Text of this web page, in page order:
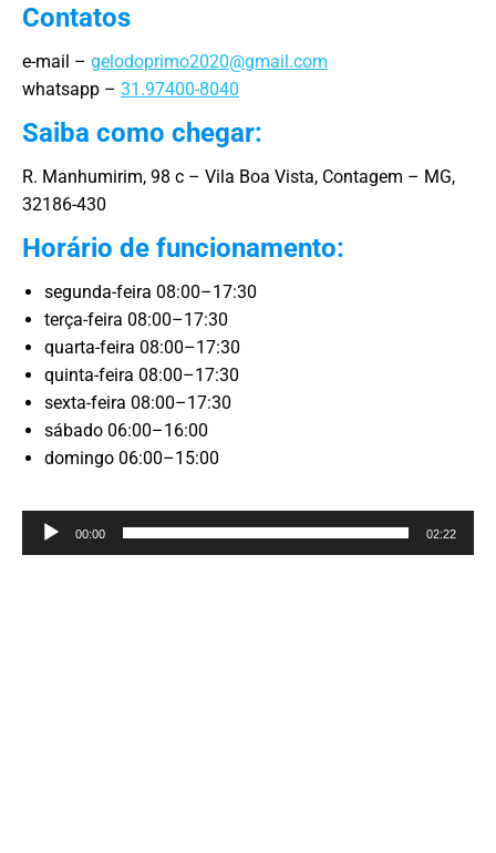
Contatos
e-mail – gelodoprimo2020@gmail.com
whatsapp – 31.97400-8040
Saiba como chegar:
R. Manhumirim, 98 c – Vila Boa Vista, Contagem – MG,
32186-430
Horário de funcionamento:
segunda-feira 08:00–17:30
terça-feira 08:00–17:30
quarta-feira 08:00–17:30
quinta-feira 08:00–17:30
sexta-feira 08:00–17:30
sábado 06:00–16:00
domingo 06:00–15:00
Reprodutor
de
00:00 02:22